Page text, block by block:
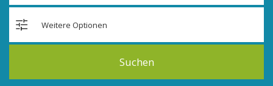
Weitere Optionen
Suchen